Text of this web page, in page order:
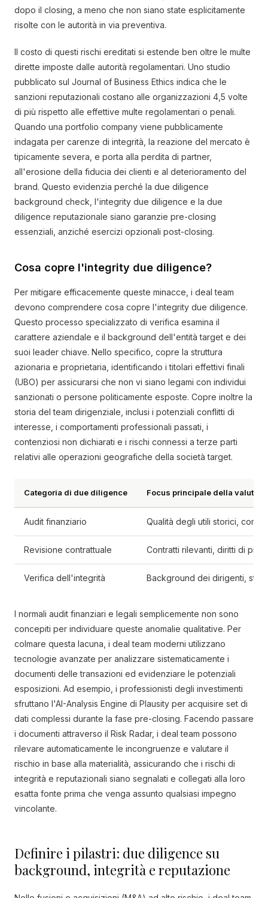
dopo il closing, a meno che non siano state esplicitamente
risolte con le autorità in via preventiva.
Il costo di questi rischi ereditati si estende ben oltre le multe
dirette imposte dalle autorità regolamentari. Uno studio
pubblicato sul Journal of Business Ethics indica che le
sanzioni reputazionali costano alle organizzazioni 4,5 volte
di più rispetto alle effettive multe regolamentari o penali.
Quando una portfolio company viene pubblicamente
indagata per carenze di integrità, la reazione del mercato è
tipicamente severa, e porta alla perdita di partner,
all'erosione della fiducia dei clienti e al deterioramento del
brand. Questo evidenzia perché la due diligence
background check, l'integrity due diligence e la due
diligence reputazionale siano garanzie pre-closing
essenziali, anziché esercizi opzionali post-closing.
Cosa copre l'integrity due diligence?
Per mitigare efficacemente queste minacce, i deal team
devono comprendere cosa copre l'integrity due diligence.
Questo processo specializzato di verifica esamina il
carattere aziendale e il background dell'entità target e dei
suoi leader chiave. Nello specifico, copre la struttura
azionaria e proprietaria, identificando i titolari effettivi finali
(UBO) per assicurarsi che non vi siano legami con individui
sanzionati o persone politicamente esposte. Copre inoltre la
storia del team dirigenziale, inclusi i potenziali conflitti di
interesse, i comportamenti professionali passati, i
contenziosi non dichiarati e i rischi connessi a terze parti
relativi alle operazioni geografiche della società target.
Categoria di due diligence Focus principale della
Audit finanziario Qualità degli utili storici,
Revisione contrattuale Contratti rilevanti, diritti di
Verifica dell'integrità Background dei dirigenti,
I normali audit finanziari e legali semplicemente non sono
concepiti per individuare queste anomalie qualitative. Per
colmare questa lacuna, i deal team moderni utilizzano
tecnologie avanzate per analizzare sistematicamente i
documenti delle transazioni ed evidenziare le potenziali
esposizioni. Ad esempio, i professionisti degli investimenti
sfruttano l'AI-Analysis Engine di Plausity per acquisire set di
dati complessi durante la fase pre-closing. Facendo passare
i documenti attraverso il Risk Radar, i deal team possono
rilevare automaticamente le incongruenze e valutare il
rischio in base alla materialità, assicurando che i rischi di
integrità e reputazionali siano segnalati e collegati alla loro
esatta fonte prima che venga assunto qualsiasi impegno
vincolante.
Definire i pilastri: due diligence su
background, integrità e reputazione